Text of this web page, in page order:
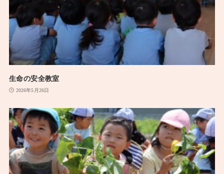
生命の安全教室
2026年5月26日